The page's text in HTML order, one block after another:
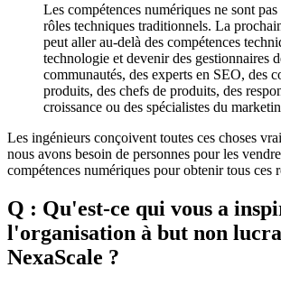
Les compétences numériques ne sont pas
rôles techniques traditionnels. La
peut aller au-delà des compétences
technologie et devenir des gestionnaires
communautés, des experts en SEO, des
produits, des chefs de produits, des
croissance ou des spécialistes du
Les ingénieurs conçoivent toutes ces choses
nous avons besoin de personnes pour les
compétences numériques pour obtenir tous ces
Q : Qu'est-ce qui vous a
l'organisation à but non
NexaScale ?